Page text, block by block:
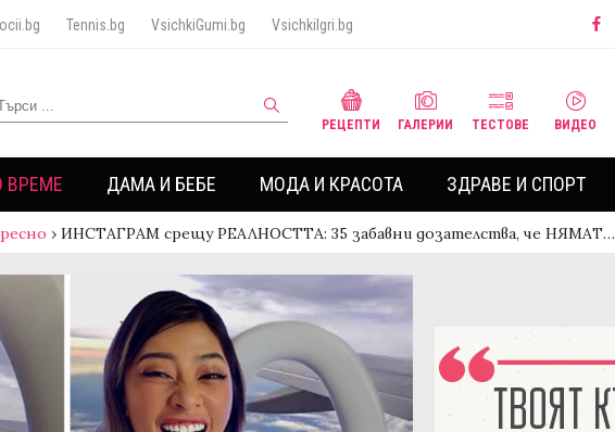
Tennis.bg VsichkiGumi.bg VsichkiIgri.bg
РЕЦЕПТИ ГАЛЕРИИ ТЕСТОВЕ ВИДЕО
ВРЕМЕ ДАМА И БЕБЕ МОДА И КРАСОТА ЗДРАВЕ И СПОРТ
› ИНСТАГРАМ срещу РЕАЛНОСТТА: 35 забавни дозателства, че НЯМАТ…